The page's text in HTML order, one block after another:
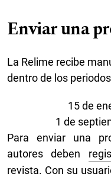
Enviar una
La Relime recibe
dentro de los
15 de
1 de
Para enviar una
autores deben
revista. Con su